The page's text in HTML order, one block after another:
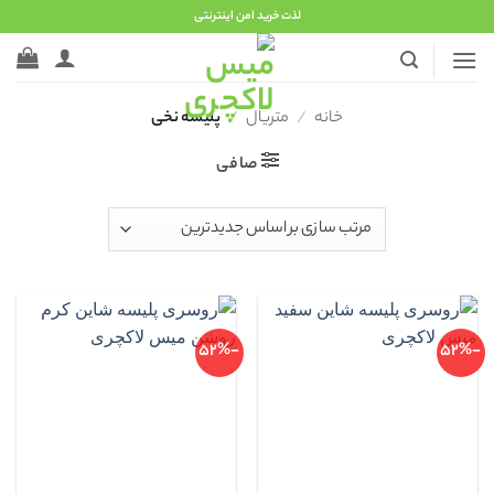
to
content
لذت خرید امن اینترنتی
خانه / متریال / پلیسه نخی
صافی
-52%
-52%